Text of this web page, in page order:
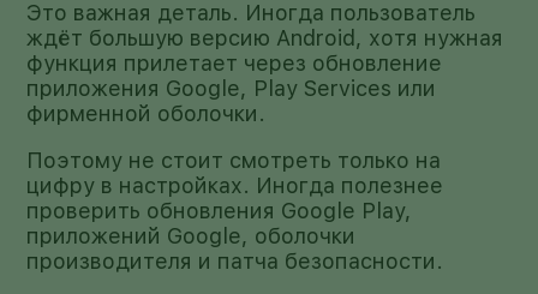
Это важная деталь. Иногда пользователь
ждёт большую версию Android, хотя нужная
функция прилетает через обновление
приложения Google, Play Services или
фирменной оболочки.
Поэтому не стоит смотреть только на
цифру в настройках. Иногда полезнее
проверить обновления Google Play,
приложений Google, оболочки
производителя и патча безопасности.